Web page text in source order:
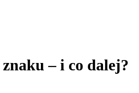
– i co dalej?